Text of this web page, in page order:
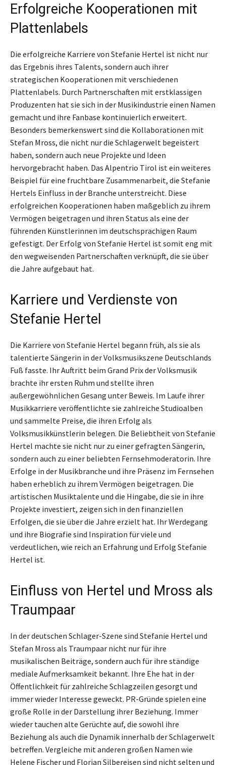
Erfolgreiche Kooperationen mit
Plattenlabels
Die erfolgreiche Karriere von Stefanie Hertel ist nicht nur
das Ergebnis ihres Talents, sondern auch ihrer
strategischen Kooperationen mit verschiedenen
Plattenlabels. Durch Partnerschaften mit erstklassigen
Produzenten hat sie sich in der Musikindustrie einen Namen
gemacht und ihre Fanbase kontinuierlich erweitert.
Besonders bemerkenswert sind die Kollaborationen mit
Stefan Mross, die nicht nur die Schlagerwelt begeistert
haben, sondern auch neue Projekte und Ideen
hervorgebracht haben. Das Alpentrio Tirol ist ein weiteres
Beispiel für eine fruchtbare Zusammenarbeit, die Stefanie
Hertels Einfluss in der Branche unterstreicht. Diese
erfolgreichen Kooperationen haben maßgeblich zu ihrem
Vermögen beigetragen und ihren Status als eine der
führenden Künstlerinnen im deutschsprachigen Raum
gefestigt. Der Erfolg von Stefanie Hertel ist somit eng mit
den wegweisenden Partnerschaften verknüpft, die sie über
die Jahre aufgebaut hat.
Karriere und Verdienste von
Stefanie Hertel
Die Karriere von Stefanie Hertel begann früh, als sie als
talentierte Sängerin in der Volksmusikszene Deutschlands
Fuß fasste. Ihr Auftritt beim Grand Prix der Volksmusik
brachte ihr ersten Ruhm und stellte ihren
außergewöhnlichen Gesang unter Beweis. Im Laufe ihrer
Musikkarriere veröffentlichte sie zahlreiche Studioalben
und sammelte Preise, die ihren Erfolg als
Volksmusikkünstlerin belegen. Die Beliebtheit von Stefanie
Hertel machte sie nicht nur zu einer gefragten Sängerin,
sondern auch zu einer beliebten Fernsehmoderatorin. Ihre
Erfolge in der Musikbranche und ihre Präsenz im Fernsehen
haben erheblich zu ihrem Vermögen beigetragen. Die
artistischen Musiktalente und die Hingabe, die sie in ihre
Projekte investiert, zeigen sich in den finanziellen
Erfolgen, die sie über die Jahre erzielt hat. Ihr Werdegang
und ihre Biografie sind Inspiration für viele und
verdeutlichen, wie reich an Erfahrung und Erfolg Stefanie
Hertel ist.
Einfluss von Hertel und Mross als
Traumpaar
In der deutschen Schlager-Szene sind Stefanie Hertel und
Stefan Mross als Traumpaar nicht nur für ihre
musikalischen Beiträge, sondern auch für ihre ständige
mediale Aufmerksamkeit bekannt. Ihre Ehe hat in der
Öffentlichkeit für zahlreiche Schlagzeilen gesorgt und
immer wieder Interesse geweckt. PR-Gründe spielen eine
große Rolle in der Darstellung ihrer Beziehung. Immer
wieder tauchen alte Gerüchte auf, die sowohl ihre
Beziehung als auch die Dynamik innerhalb der Schlagerwelt
betreffen. Vergleiche mit anderen großen Namen wie
Helene Fischer und Florian Silbereisen sind nicht selten und